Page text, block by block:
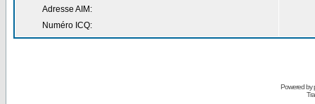
Adresse AIM:
Numéro ICQ:
Powered by